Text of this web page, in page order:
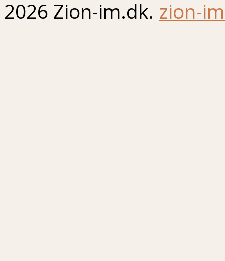
2026 Zion-im.dk. zion-